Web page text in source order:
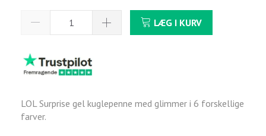
LÆG I KURV
LOL Surprise gel kuglepenne med glimmer i 6 forskellige
farver.